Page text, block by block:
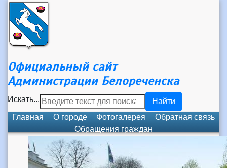
Официальный сайт
Администрации Белореченска
Искать...
Найти
Главная
О городе Фотогалерея
Обратная связь
Обращения граждан